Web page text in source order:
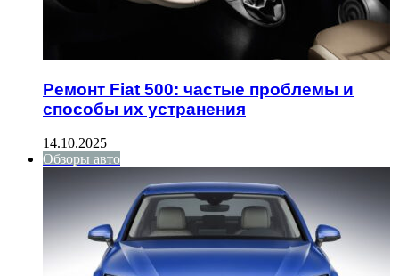
Ремонт Fiat 500: частые проблемы и
способы их устранения
14.10.2025
Обзоры авто